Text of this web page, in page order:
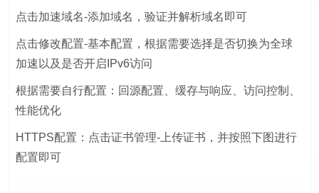
点击加速域名-添加域名，验证并解析域名即可
点击修改配置-基本配置，根据需要选择是否切换为全球
加速以及是否开启IPv6访问
根据需要自行配置：回源配置、缓存与响应、访问控制、
性能优化
HTTPS配置：点击证书管理-上传证书，并按照下图进行
配置即可